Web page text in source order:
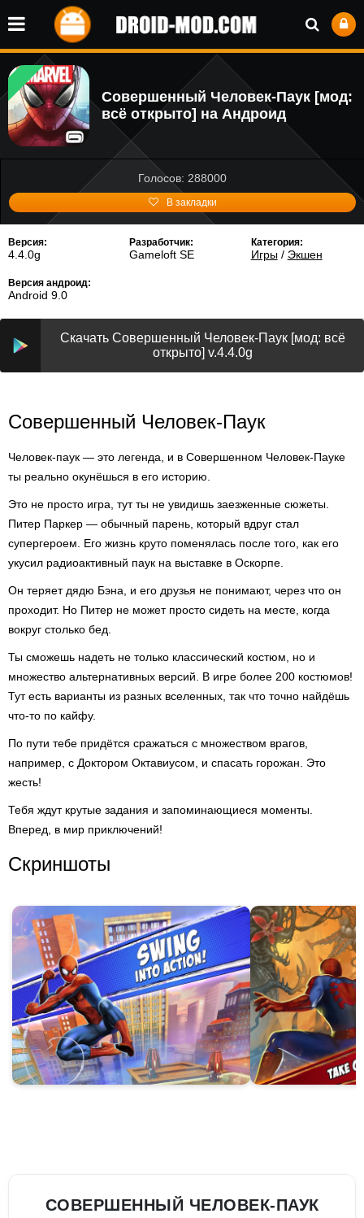
Совершенный Человек-Паук [мод:
всё открыто] на Андроид
Голосов: 288000
В закладки
Версия:
4.4.0g
Разработчик:
Gameloft SE
Категория:
Игры/ Экшен
Версия андроид:
Android 9.0
Скачать Совершенный Человек-Паук [мод: всё
открыто] v.4.4.0g
Совершенный Человек-Паук
Человек-паук — это легенда, и в Совершенном Человек-Пауке
ты реально окунёшься в его историю.
Это не просто игра, тут ты не увидишь заезженные сюжеты.
Питер Паркер — обычный парень, который вдруг стал
супергероем. Его жизнь круто поменялась после того, как его
укусил радиоактивный паук на выставке в Оскорпе.
Он теряет дядю Бэна, и его друзья не понимают, через что он
проходит. Но Питер не может просто сидеть на месте, когда
вокруг столько бед.
Ты сможешь надеть не только классический костюм, но и
множество альтернативных версий. В игре более 200 костюмов!
Тут есть варианты из разных вселенных, так что точно найдёшь
что-то по кайфу.
По пути тебе придётся сражаться с множеством врагов,
например, с Доктором Октавиусом, и спасать горожан. Это
жесть!
Тебя ждут крутые задания и запоминающиеся моменты.
Вперед, в мир приключений!
Скриншоты
СОВЕРШЕННЫЙ ЧЕЛОВЕК-ПАУК